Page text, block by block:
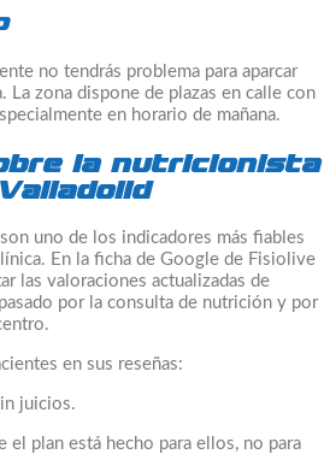
no tendrás problema para aparcar
La zona dispone de plazas en calle con
en horario de mañana.
la nutricionista
uno de los indicadores más fiables
En la ficha de Google de Fisiolive
las valoraciones actualizadas de
por la consulta de nutrición y por
en sus reseñas:
juicios.
el plan está hecho para ellos, no para